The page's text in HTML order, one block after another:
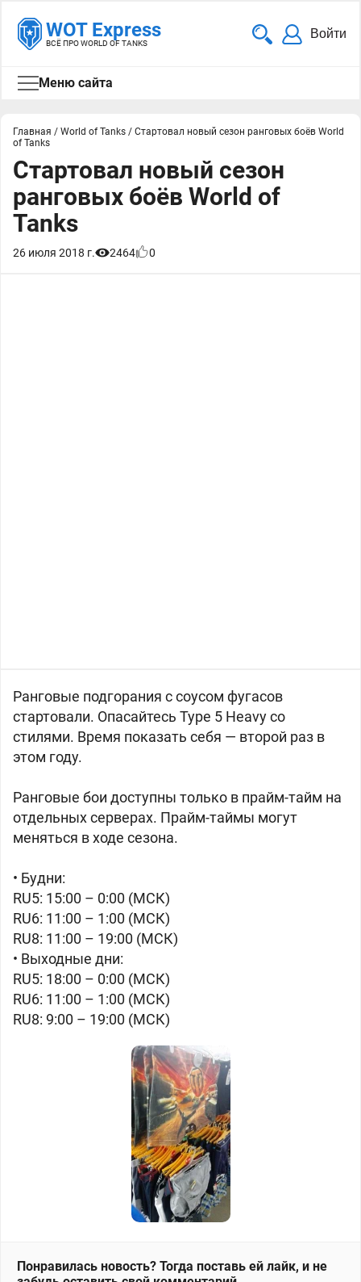
WOT Express
ВСЁ ПРО WORLD OF TANKS
Войти
Меню сайта
Главная / World of Tanks / Стартовал новый сезон ранговых боёв World
of Tanks
Стартовал новый сезон
ранговых боёв World of
Tanks
26 июля 2018 г. 2464 0
Ранговые подгорания с соусом фугасов
стартовали. Опасайтесь Type 5 Heavy со
стилями. Время показать себя — второй раз в
этом году.
Ранговые бои доступны только в прайм-тайм на
отдельных серверах. Прайм-таймы могут
меняться в ходе сезона.
• Будни:
RU5: 15:00 – 0:00 (МСК)
RU6: 11:00 – 1:00 (МСК)
RU8: 11:00 – 19:00 (МСК)
• Выходные дни:
RU5: 18:00 – 0:00 (МСК)
RU6: 11:00 – 1:00 (МСК)
RU8: 9:00 – 19:00 (МСК)
Понравилась новость? Тогда поставь ей лайк, и не